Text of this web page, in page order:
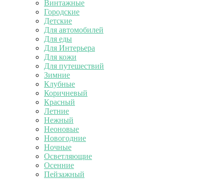
Винтажные
Городские
Детские
Для автомобилей
Для еды
Для Интерьера
Для кожи
Для путешествий
Зимние
Клубные
Коричневый
Красный
Летние
Нежный
Неоновые
Новогодние
Ночные
Осветляющие
Осенние
Пейзажный